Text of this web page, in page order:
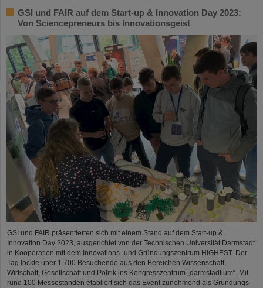
GSI und FAIR auf dem Start-up & Innovation Day 2023:
Von Sciencepreneurs bis Innovationsgeist
GSI und FAIR präsentierten sich mit einem Stand auf dem Start-up &
Innovation Day 2023, ausgerichtet von der Technischen Universität Darmstadt
in Kooperation mit dem Innovations- und Gründungszentrum HIGHEST. Der
Tag lockte über 1.700 Besuchende aus den Bereichen Wissenschaft,
Wirtschaft, Gesellschaft und Politik ins Kongresszentrum „darmstadtium“. Mit
rund 100 Messeständen etabliert sich das Event zunehmend als Gründungs-